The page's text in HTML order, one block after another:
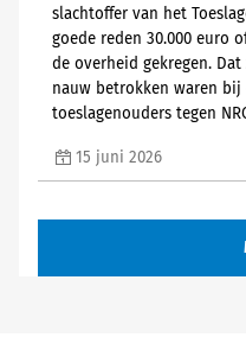
slachtoffer van het
goede reden 30.000 euro
de overheid gekregen.
nauw betrokken waren
toeslagenouders tegen
15 juni 2026